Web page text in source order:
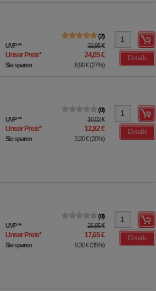
2
UVP** 32,95 €
Unser Preis* 24,05 €
Sie sparen 8,90 €(27%)
Details
0
UVP** 16,02 €
Unser Preis* 12,82 €
Sie sparen 3,20 €(20%)
Details
0
UVP** 26,95 €
Unser Preis* 17,65 €
Sie sparen 9,30 €(35%)
Details